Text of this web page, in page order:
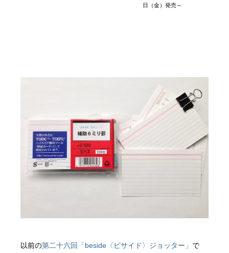
日（金）発売～
以前の第二十六回「beside〈ビサイド〉ジョッター」 で